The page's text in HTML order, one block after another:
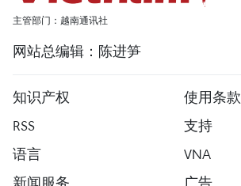
主管部门：越南通讯社
网站总编辑：陈进笋
知识产权
使用条款
RSS
支持
语言
VNA